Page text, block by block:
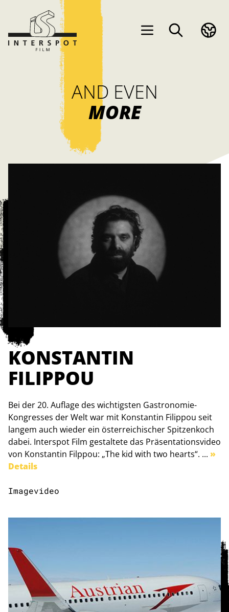
AND EVEN
MORE
KONSTANTIN
FILIPPOU
Bei der 20. Auflage des wichtigsten Gastronomie-
Kongresses der Welt war mit Konstantin Filippou seit
langem auch wieder ein österreichischer Spitzenkoch
dabei. Interspot Film gestaltete das Präsentationsvideo
von Konstantin Filppou: „The kid with two hearts“. ... »
Details
Imagevideo